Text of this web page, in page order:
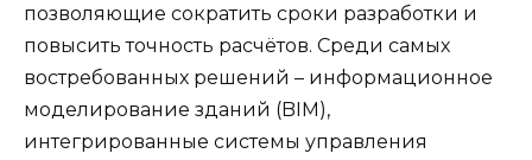
позволяющие сократить сроки разработки и
повысить точность расчётов. Среди самых
востребованных решений – информационное
моделирование зданий (BIM),
интегрированные системы управления